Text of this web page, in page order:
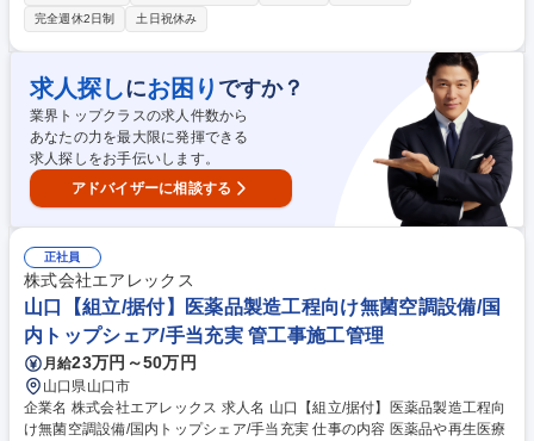
ダーを目指せるポジションです。 【業務例】■資材の手配と管理■安全管
理の補助: 現場の安全確認を行い、問題があれば報告します。■書類作成:
工事に関する報告書や申請書類の作成をサポートします。■コミュニケー
ション: クライアントや作業員との打ち合わせを行い、情報の共有を行い
ます。■当社は食品工場関係の案件に強みがあり、山崎製パン(株)や(株)明
治といった大手メーカーの工場リニューアル工事を手掛けています。 募集
職種 【名古屋/電気施工管理】ベテラン歓迎/年休120日以上/明治・山崎製
パン直接取引
完全週休2日制
土日祝休み
求人探しにお困り ですか？
業界トップクラスの求人件数から
あなたの力を最大限に発揮できる
求人探しをお手伝いします。
アドバイザーに相談する
正社員
株式会社エアレックス
山口【組立/据付】医薬品製造工程向け無菌空調設備/国
内トップシェア/手当充実 管工事施工管理
月給23万円～50万円
山口県山口市
企業名 株式会社エアレックス 求人名 山口【組立/据付】医薬品製造工程向
け無菌空調設備/国内トップシェア/手当充実 仕事の内容 医薬品や再生医療